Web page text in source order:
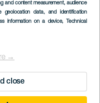
and content measurement, audience
geolocation data, and identification
information on a device, Technical
→
close